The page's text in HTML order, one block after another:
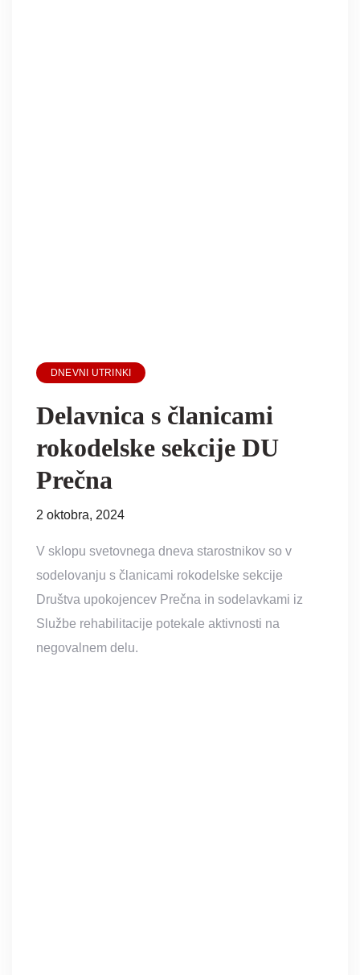
DNEVNI UTRINKI
Delavnica s članicami
rokodelske sekcije DU
Prečna
2 oktobra, 2024
V sklopu svetovnega dneva starostnikov so v
sodelovanju s članicami rokodelske sekcije
Društva upokojencev Prečna in sodelavkami iz
Službe rehabilitacije potekale aktivnosti na
negovalnem delu.